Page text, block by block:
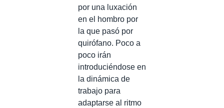
por una luxación
en el hombro por
la que pasó por
quirófano. Poco a
poco irán
introduciéndose en
la dinámica de
trabajo para
adaptarse al ritmo